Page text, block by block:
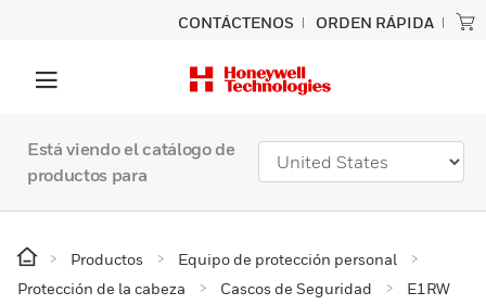
CONTÁCTENOS ORDEN RÁPIDA
Está viendo el catálogo de
productos para
Productos
Equipo de protección personal
Protección de la cabeza
Cascos de Seguridad
E1RW